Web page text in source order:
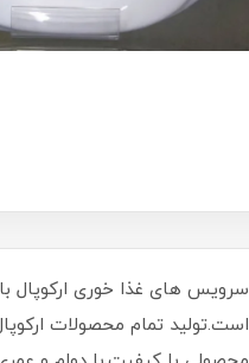
سرویس های غذا خوری ارکوپال
است.تولید تمام محصولات